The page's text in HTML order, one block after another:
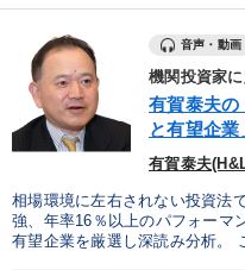
音声・動画
機関投資家
有賀泰夫の
と有望企業
有賀泰夫
相場環境に左右されない投資法
強、年率16％以上のパフォーマ
有望企業を厳選し深読み分析。